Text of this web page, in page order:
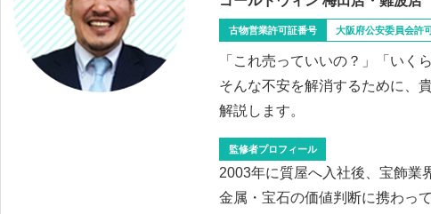
古物営業許可証番号 大阪府公安委員会許
「これ売っていいの？」「いく
そんな不安を解消するために、
解説します。
監修者プロフィール
2003年に質屋へ入社後、宝飾業
金属・宝石の価値判断に携わっ